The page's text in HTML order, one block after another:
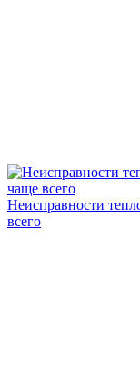
Неисправности
всего